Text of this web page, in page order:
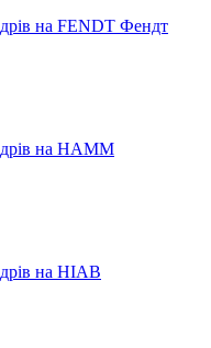
на FENDT Фендт
на HAMM
на HIAB